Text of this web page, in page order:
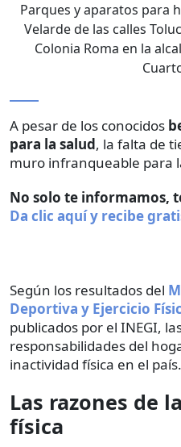
Parques y aparatos para
Velarde de las calles
Colonia Roma en la
A pesar de los conocidos
para la salud, la falta de
muro infranqueable para
No solo te informamos,
Da clic aquí y recibe
Según los resultados del
Deportiva y Ejercicio
publicados por el INEGI,
responsabilidades del
inactividad física en el país.
Las razones de
física